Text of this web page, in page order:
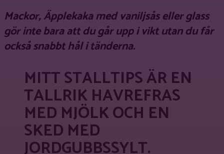
Mackor, Äpplekaka med vaniljsås eller glass
gör inte bara att du går upp i vikt utan du får
också snabbt hål i tänderna.
MITT STALLTIPS ÄR EN
TALLRIK HAVREFRAS
MED MJÖLK OCH EN
SKED MED
JORDGUBBSSYLT.